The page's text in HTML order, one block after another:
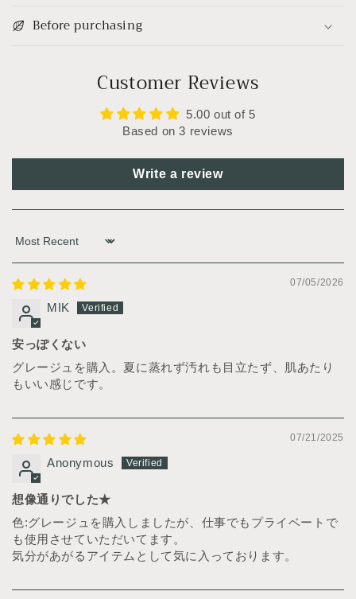
Before purchasing
Customer Reviews
5.00 out of 5
Based on 3 reviews
Write a review
Sort by
07/05/2026
MIK
安っぽくない
グレージュを購入。夏に蒸れず汚れも目立たず、肌あたり
もいい感じです。
07/21/2025
Anonymous
想像通りでした★
色:グレージュを購入しましたが、仕事でもプライベートで
も使用させていただいてます。
気分があがるアイテムとして気に入っております。